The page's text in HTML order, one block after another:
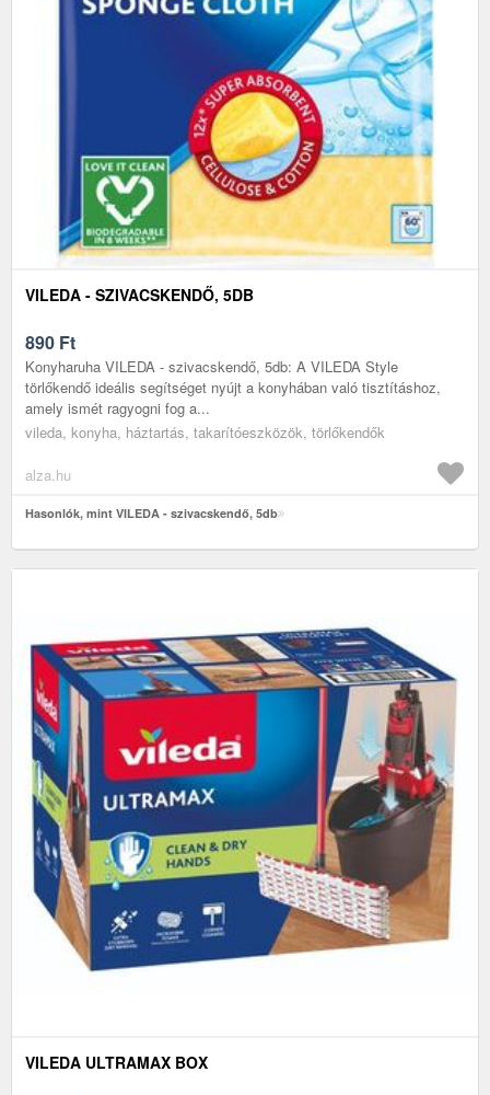
VILEDA - SZIVACSKENDŐ, 5DB
890 Ft
Konyharuha VILEDA - szivacskendő, 5db: A VILEDA Style
törlőkendő ideális segítséget nyújt a konyhában való tisztításhoz,
amely ismét ragyogni fog a...
vileda, konyha, háztartás, takarítóeszközök, törlőkendők
alza.hu
Hasonlók, mint VILEDA - szivacskendő, 5db
VILEDA ULTRAMAX BOX